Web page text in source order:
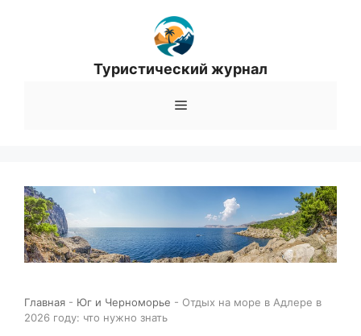
Туристический журнал
Меню
Главная - Юг и Черноморье - Отдых на море в Адлере в
2026 году: что нужно знать